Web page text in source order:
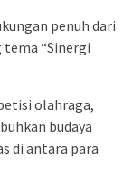
penuh dari
“Sinergi
olahraga,
budaya
di antara para